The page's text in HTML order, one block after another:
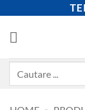
content